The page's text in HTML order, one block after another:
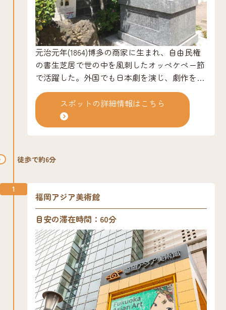
元治元年(1864)博多の商家に生まれ、自由民権
の書生芝居で世の中を風刺したオッペケペー節
で活躍した。外国でも日本劇を演じ、劇作をす
るなど新派劇の創始者となり、貞奴(さだやっ
こ)夫人とともに演劇史上に大きな功績を残し
た。 川端通商店街入り口には，川上音二郎像
がある。
スポットの詳細情報はこちら
徒歩で約6分
1
福岡アジア美術館
目安の滞在時間：60分